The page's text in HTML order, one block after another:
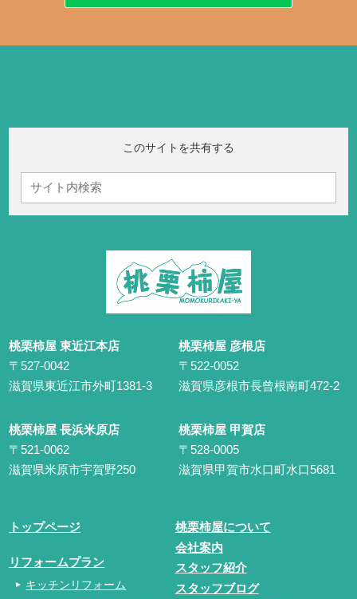
このサイトを共有する
桃栗柿屋 東近江本店
〒527-0042
滋賀県東近江市外町1381-3
桃栗柿屋 彦根店
〒522-0052
滋賀県彦根市長曾根南町472-2
桃栗柿屋 長浜米原店
〒521-0062
滋賀県米原市宇賀野250
桃栗柿屋 甲賀店
〒528-0005
滋賀県甲賀市水口町水口5681
トップページ
リフォームプラン
キッチンリフォーム
桃栗柿屋について
会社案内
スタッフ紹介
スタッフブログ